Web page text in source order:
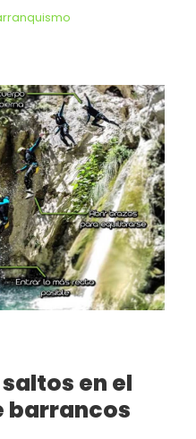
en el
barrancos